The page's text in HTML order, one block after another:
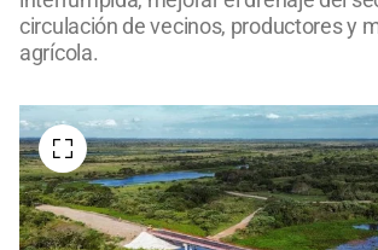
circulación de vecinos, productores y
agrícola.